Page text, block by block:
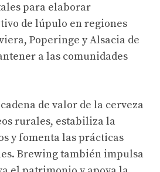
para elaborar
de lúpulo en regiones
Poperinge y Alsacia de
a las comunidades
de valor de la cerveza
rurales, estabiliza la
y fomenta las prácticas
Brewing también impulsa